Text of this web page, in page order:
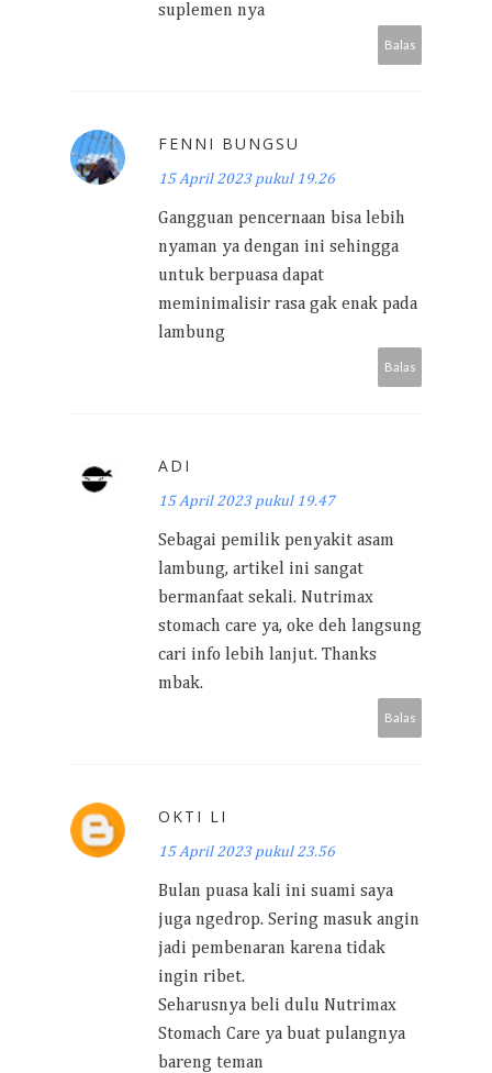
suplemen nya
Balas
FENNI BUNGSU
15 April 2023 pukul 19.26
Gangguan pencernaan bisa lebih
nyaman ya dengan ini sehingga
untuk berpuasa dapat
meminimalisir rasa gak enak pada
lambung
Balas
ADI
15 April 2023 pukul 19.47
Sebagai pemilik penyakit asam
lambung, artikel ini sangat
bermanfaat sekali. Nutrimax
stomach care ya, oke deh langsung
cari info lebih lanjut. Thanks
mbak.
Balas
OKTI LI
15 April 2023 pukul 23.56
Bulan puasa kali ini suami saya
juga ngedrop. Sering masuk angin
jadi pembenaran karena tidak
ingin ribet.
Seharusnya beli dulu Nutrimax
Stomach Care ya buat pulangnya
bareng teman